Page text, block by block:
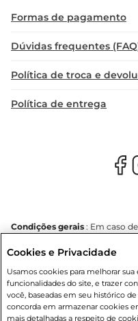
Formas de pagamento
Dúvidas frequentes
Política de troca e
Política de entrega
Condições gerais : Em caso
confirmação de estoque.
número de clientes as nossas
com preços promocionais
cliente. Os preços, ofertas e
commerce e válidos durante
Cookies e Privacidade
Usamos cookies para melhorar
funcionalidades do site, e trazer
você, baseadas em seu histórico
concorda em armazenar cookies
mais detalhadas a respeito de